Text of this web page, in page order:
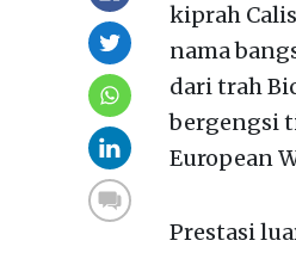
kiprah
nama
dari trah
bergengsi
European
Prestasi